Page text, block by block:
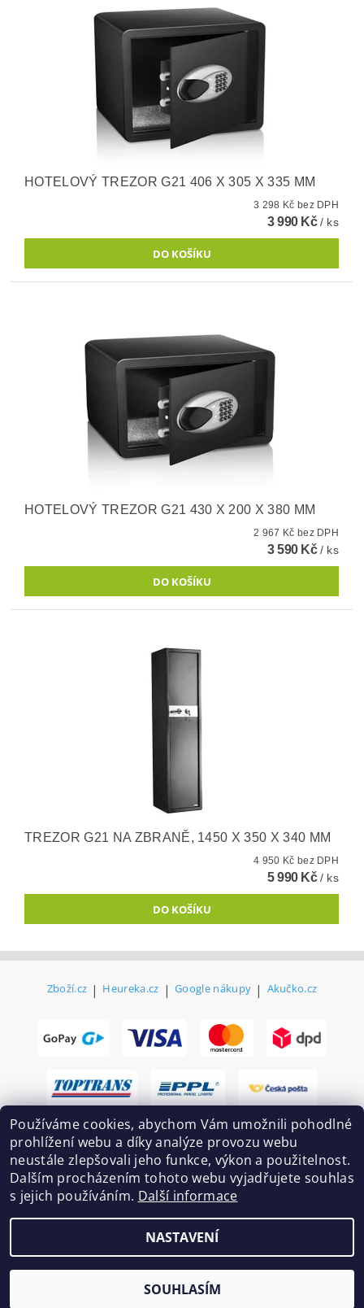
HOTELOVÝ TREZOR G21 406 X 305 X 335 MM
3 298 Kč bez DPH
3 990 Kč/ ks
HOTELOVÝ TREZOR G21 430 X 200 X 380 MM
2 967 Kč bez DPH
3 590 Kč/ ks
TREZOR G21 NA ZBRANĚ, 1450 X 350 X 340 MM
4 950 Kč bez DPH
5 990 Kč/ ks
Zboží.cz | Heureka.cz | Google nákupy | Akučko.cz
Vytvořil Shoptet
Používáme cookies, abychom Vám umožnili pohodlné
prohlížení webu a díky analýze provozu webu
neustále zlepšovali jeho funkce, výkon a použitelnost.
Dalším procházením tohoto webu vyjadřujete souhlas
s jejich používáním. Další informace
NASTAVENÍ
SOUHLASÍM